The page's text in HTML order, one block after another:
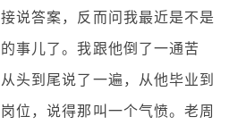
说答案，反而问我最近是不是
事儿了。我跟他倒了一通苦
头到尾说了一遍，从他毕业到
位，说得那叫一个气愤。老周